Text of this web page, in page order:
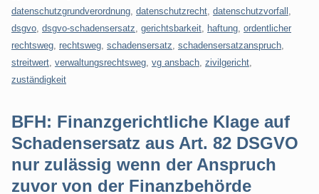
datenschutzgrundverordnung datenschutzrecht datenschutzvorfall
dsgvo dsgvo-schadensersatz gerichtsbarkeit haftung ordentlicher
rechtsweg rechtsweg schadensersatz schadensersatzanspruch
streitwert verwaltungsrechtsweg vg ansbach zivilgericht
zuständigkeit
BFH: Finanzgerichtliche Klage auf
Schadensersatz aus Art. 82 DSGVO
nur zulässig wenn der Anspruch
zuvor von der Finanzbehörde